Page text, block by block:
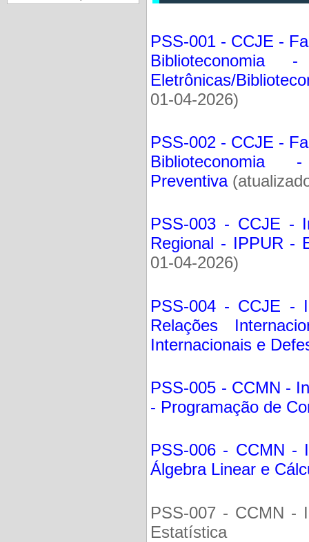
PSS-001 - CCJE -
Eletrônicas/
01-04-2026)
PSS-002 - CCJE -
Biblioteconomia
Preventiva
PSS-003 - CCJE -
Regional - IPPUR -
01-04-2026)
PSS-004 - CCJE -
Relações
Internacionais e
PSS-005 - CCMN -
- Programação de
PSS-006 - CCMN -
Álgebra Linear e
PSS-007 - CCMN -
Estatística